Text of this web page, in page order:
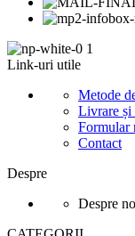
Link-uri utile
Metode
Livrare și
Formular
Contact
Despre
Despre